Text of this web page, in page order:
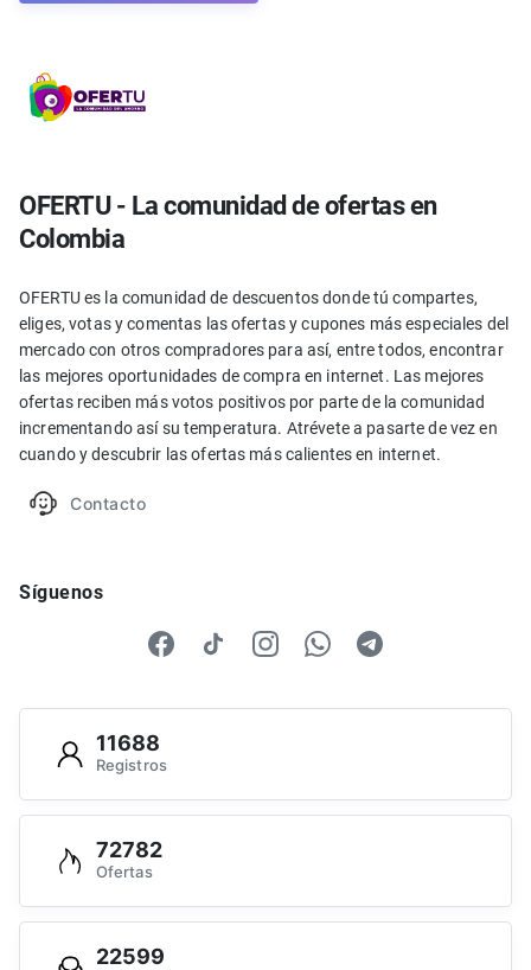
OFERTU - La comunidad de ofertas en
Colombia
OFERTU es la comunidad de descuentos donde tú compartes,
eliges, votas y comentas las ofertas y cupones más especiales del
mercado con otros compradores para así, entre todos, encontrar
las mejores oportunidades de compra en internet. Las mejores
ofertas reciben más votos positivos por parte de la comunidad
incrementando así su temperatura. Atrévete a pasarte de vez en
cuando y descubrir las ofertas más calientes en internet.
Contacto
Síguenos
11688
Registros
72782
Ofertas
22599